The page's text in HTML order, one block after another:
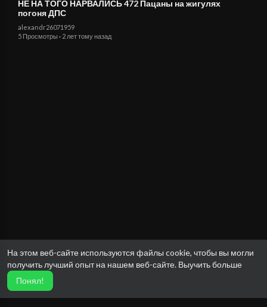
На этом веб-сайте используются файлы cookie, чтобы вы могли
получить лучший опыт на нашем веб-сайте. Выучить больше
Понял!
НЕ НА ТОГО НАРВАЛИСЬ 472 Пацаны на жигулях
погоня ДПС
alexandr26071959
5 Просмотры · 2 лет тому назад